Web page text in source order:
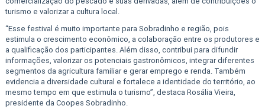
turismo e valorizar a cultura local.
“Esse festival é muito importante para Sobradinho e região, pois
estimula o crescimento econômico, a colaboração entre os produtores e
a qualificação dos participantes. Além disso, contribui para difundir
informações, valorizar os potenciais gastronômicos, integrar diferentes
segmentos da agricultura familiar e gerar emprego e renda. Também
evidencia a diversidade cultural e fortalece a identidade do território, ao
mesmo tempo em que estimula o turismo”, destaca Rosália Vieira,
presidente da Coopes Sobradinho.